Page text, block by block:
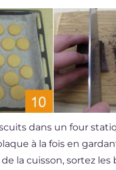
dans un four
à la fois en
la cuisson, sortez